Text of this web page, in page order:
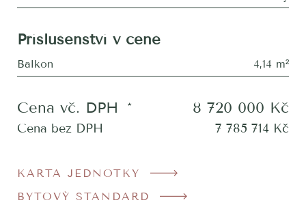
Příslušenství v ceně
Balkon 4,14 m²
Cena vč. DPH * 8 720 000 Kč
Cena bez DPH 7 785 714 Kč
KARTA JEDNOTKY
BYTOVÝ STANDARD